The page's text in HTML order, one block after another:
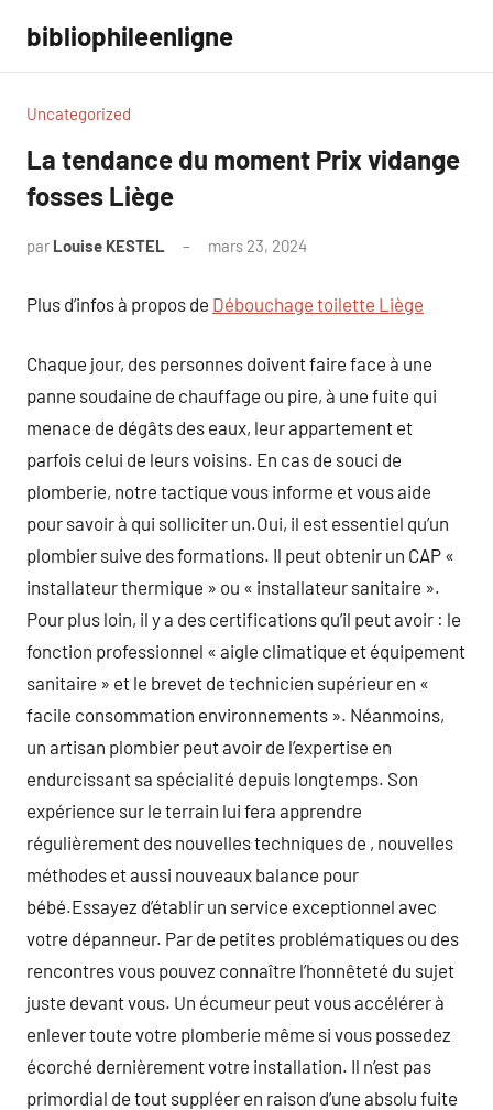
contenu
bibliophileenligne
Uncategorized
La tendance du moment Prix vidange
fosses Liège
par Louise KESTEL mars 23, 2024
Plus d’infos à propos de Débouchage toilette Liège
Chaque jour, des personnes doivent faire face à une
panne soudaine de chauffage ou pire, à une fuite qui
menace de dégâts des eaux, leur appartement et
parfois celui de leurs voisins. En cas de souci de
plomberie, notre tactique vous informe et vous aide
pour savoir à qui solliciter un.Oui, il est essentiel qu’un
plombier suive des formations. Il peut obtenir un CAP «
installateur thermique » ou « installateur sanitaire ».
Pour plus loin, il y a des certifications qu’il peut avoir : le
fonction professionnel « aigle climatique et équipement
sanitaire » et le brevet de technicien supérieur en «
facile consommation environnements ». Néanmoins,
un artisan plombier peut avoir de l’expertise en
endurcissant sa spécialité depuis longtemps. Son
expérience sur le terrain lui fera apprendre
régulièrement des nouvelles techniques de , nouvelles
méthodes et aussi nouveaux balance pour
bébé.Essayez d’établir un service exceptionnel avec
votre dépanneur. Par de petites problématiques ou des
rencontres vous pouvez connaître l’honnêteté du sujet
juste devant vous. Un écumeur peut vous accélérer à
enlever toute votre plomberie même si vous possedez
écorché dernièrement votre installation. Il n’est pas
primordial de tout suppléer en raison d’une absolu fuite